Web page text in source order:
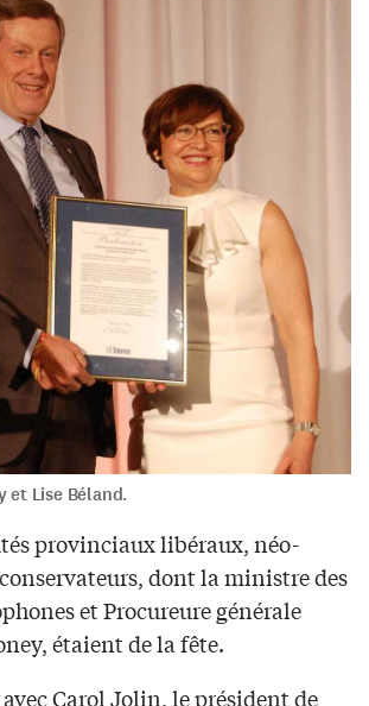
et Lise Béland.
provinciaux libéraux, néo-
dont la ministre des
et Procureure générale
étaient de la fête.
Carol Jolin, le président de